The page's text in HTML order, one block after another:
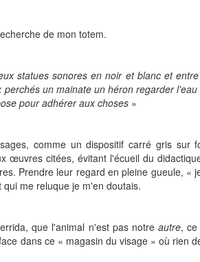
de mon totem.
statues sonores en noir et blanc et
perchés un mainate un héron regarder
pour adhérer aux choses »
comme un dispositif carré gris sur
œuvres citées, évitant l'écueil du
Prendre leur regard en pleine gueule, «
me reluque je m'en doutais.
que l'animal n'est pas notreautre,
dans ce « magasin du visage » où rien